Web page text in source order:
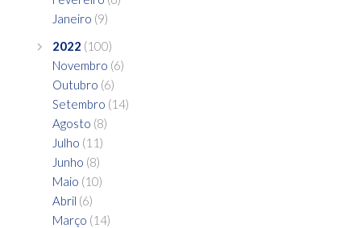
Janeiro (9)
2022 (100)
Novembro (6)
Outubro (6)
Setembro (14)
Agosto (8)
Julho (11)
Junho (8)
Maio (10)
Abril (6)
Março (14)